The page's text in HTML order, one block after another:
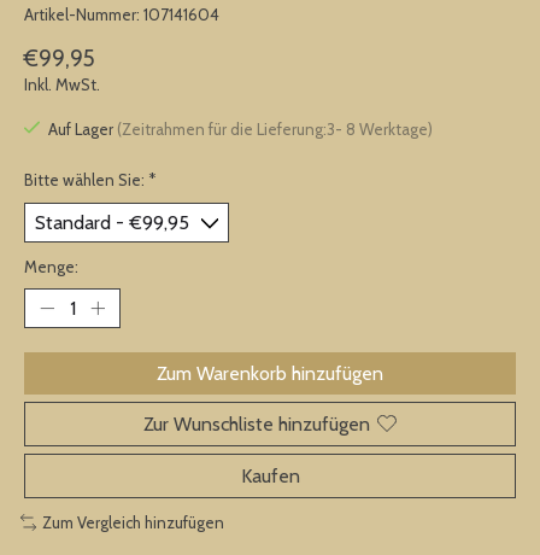
Artikel-Nummer: 107141604
€99,95
Inkl. MwSt.
Auf Lager (Zeitrahmen für die Lieferung:3- 8 Werktage)
Bitte wählen Sie: *
Menge:
Zum Warenkorb hinzufügen
Zur Wunschliste hinzufügen
Kaufen
Zum Vergleich hinzufügen